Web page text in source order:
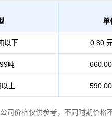
单
以下 0.80
吨
上
价格仅供参考，不同时期价格不